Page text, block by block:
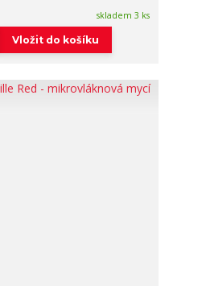
skladem 3 ks
Vložit do košíku